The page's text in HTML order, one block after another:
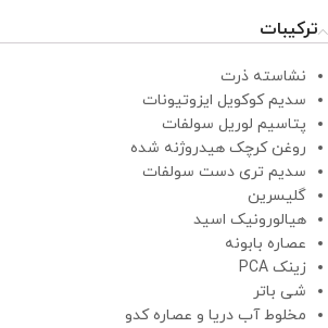
ترکیبات
نشاسته ذرت
سدیم کوکویل ایزوتیونات
پتاسیم لوریل سولفات
روغن کرچک هیدروژنه شده
سدیم تری دست سولفات
گلیسرین
هیالورونیک اسید
عصاره بابونه
زینک PCA
شی باتر
مخلوط آب دریا و عصاره کدو